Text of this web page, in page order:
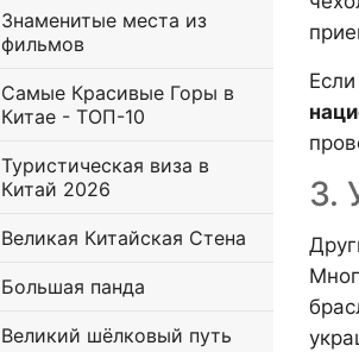
3.
Знаменитые места из
фильмов
Самые Красивые Горы в
Китае - ТОП-10
Туристическая виза в
Китай 2026
Великая Китайская Стена
Большая панда
Великий шёлковый путь